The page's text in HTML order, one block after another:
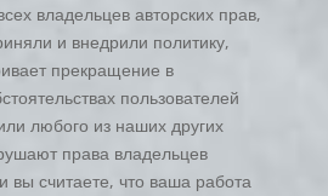
владельцев авторских прав,
и внедрили политику,
прекращение в
пользователей
любого из наших других
права владельцев
вы считаете, что ваша работа